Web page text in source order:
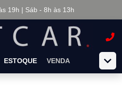
19h | Sáb - 8h às 13h
ESTOQUE VENDA